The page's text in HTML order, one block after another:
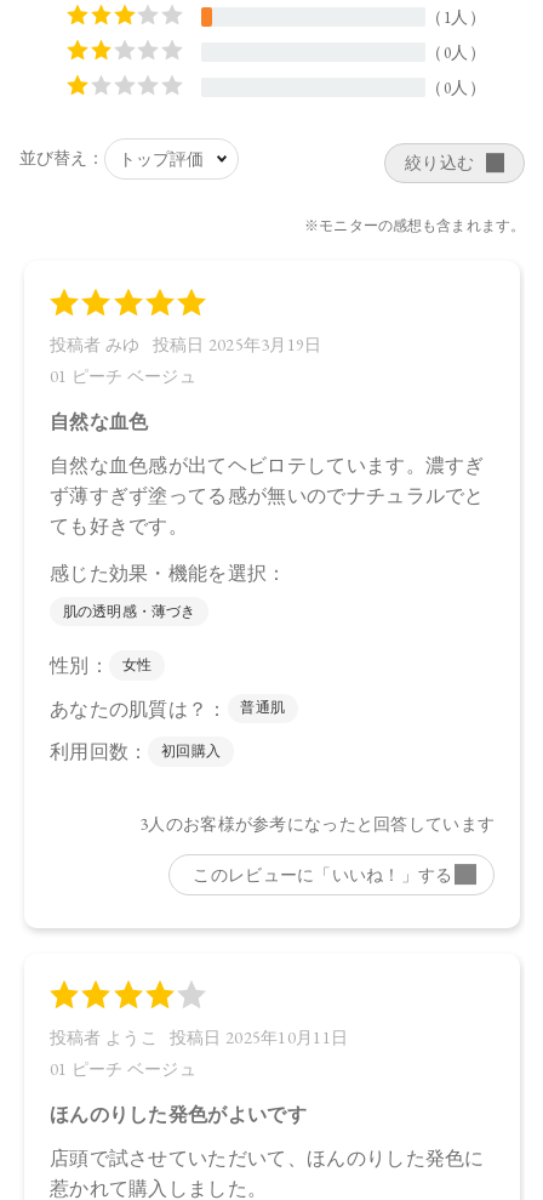
【原産国】
店舗でお問い合わせの際には、下記品番をお伝え下さい。
・01 ピーチ ベージュ：4570106731048
・03 チアリ―フェイス：4570106731062
【店舗発売日】
CosmeKitchen 2024/3/13
Biople 2024/3/13
Make↗Kitchen 2024/3/13
舗にお問い合わせください。
※発売日は予告なく変更する可能性がございます。予めご了
承ください。
※通常はご注文より１～３営業日での発送となります。
商品によっては、お届けまで１～２週間かかる場合がござい
●パッケージはリニューアル等の理由により、写真と異なる場
合がございます。
●パッケージのリニューアル等の理由により、成分・処方が記
●予告なくパッケージ仕様が変更になる場合がございます。